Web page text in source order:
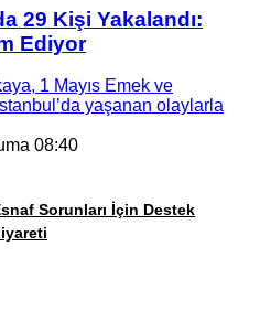
29 Kişi Yakalandı:
Ediyor
1 Mayıs Emek ve
yaşanan olaylarla
08:40
Sorunları İçin Destek